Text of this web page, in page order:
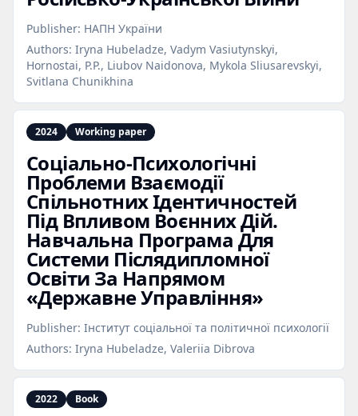
Publisher: НАПН України
Authors: Iryna Hubeladze, Vadym Vasiutynskyi,
Hornostai, P.P., Liubov Naidonova, Mykola Sliusarevskyi,
Svitlana Chunikhina
2024 Working paper
Соціально‑Психологічні
Проблеми Взаємодії
Спільнотних Ідентичностей
Під Впливом Воєнних Дій.
Навчальна Програма Для
Системи Післядипломної
Освіти За Напрямом
«Державне Управління»
Publisher: Інститут соціальної та політичної психології
Authors: Iryna Hubeladze, Valeriia Dibrova
2022 Book